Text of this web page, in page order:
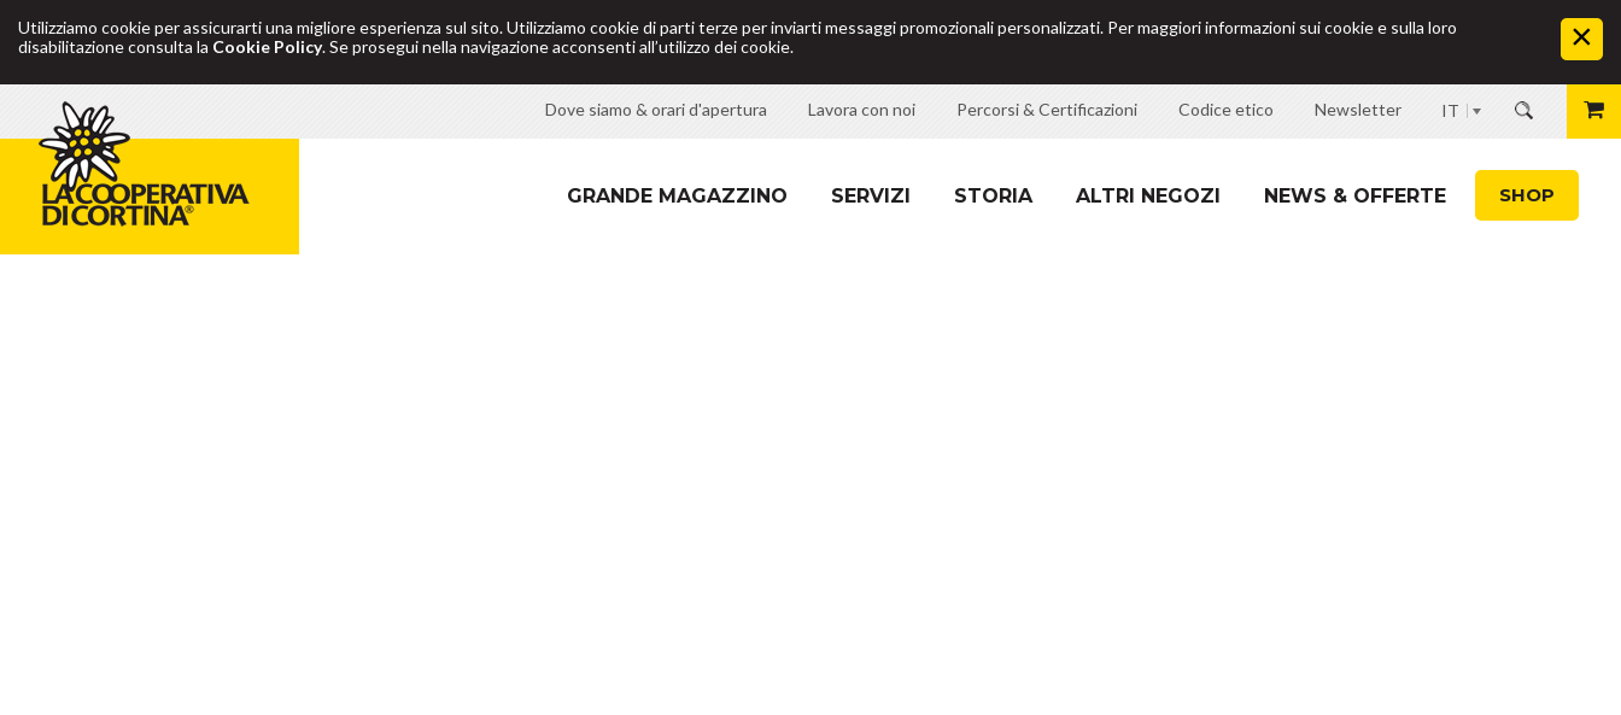
Utilizziamo cookie per assicurarti una migliore esperienza sul sito. Utilizziamo cookie di parti terze per inviarti messaggi promozionali personalizzati. Per maggiori informazioni sui cookie e sulla loro
disabilitazione consulta la Cookie Policy. Se prosegui nella navigazione acconsenti all’utilizzo dei cookie.
IT
Dove siamo & orari d'apertura Lavora con noi Percorsi & Certificazioni Codice etico Newsletter
GRANDE MAGAZZINO SERVIZI STORIA ALTRI NEGOZI NEWS & OFFERTE SHOP